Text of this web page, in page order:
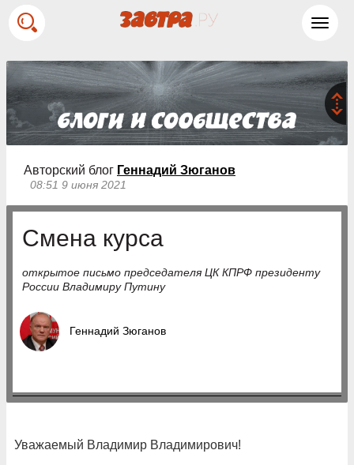
Авторский блог Геннадий Зюганов
08:51 9 июня 2021
Смена курса
открытое письмо председателя ЦК КПРФ президенту
России Владимиру Путину
Геннадий Зюганов
Уважаемый Владимир Владимирович!